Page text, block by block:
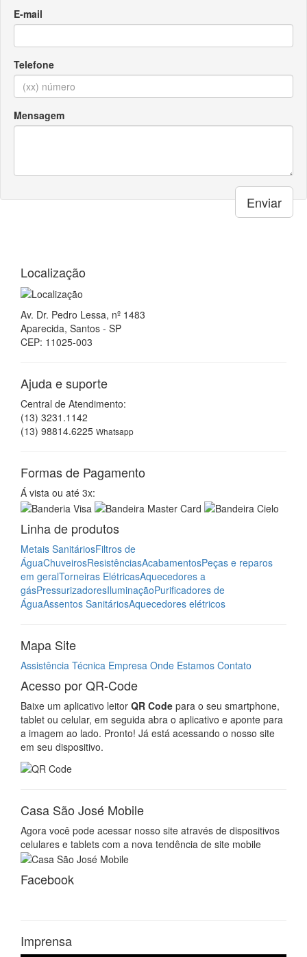
E-mail
Telefone
Mensagem
Enviar
Localização
Av. Dr. Pedro Lessa, nº 1483
Aparecida, Santos - SP
CEP: 11025-003
Ajuda e suporte
Central de Atendimento:
(13) 3231.1142
(13) 98814.6225 Whatsapp
Formas de Pagamento
Á vista ou até 3x:
Linha de produtos
Metais SanitáriosFiltros de
ÁguaChuveirosResistênciasAcabamentosPeças e reparos
em geralTorneiras ElétricasAquecedores a
gásPressurizadoresIluminaçãoPurificadores de
ÁguaAssentos SanitáriosAquecedores elétricos
Mapa Site
Assistência Técnica Empresa Onde Estamos Contato
Acesso por QR-Code
Baixe um aplicativo leitor QR Code para o seu smartphone,
tablet ou celular, em seguida abra o aplicativo e aponte para
a imagem ao lado. Pronto! Já está acessando o nosso site
em seu dispositivo.
Casa São José Mobile
Agora você pode acessar nosso site através de dispositivos
celulares e tablets com a nova tendência de site mobile
Facebook
Imprensa